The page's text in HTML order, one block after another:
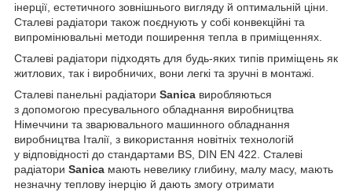
інерції, естетичного зовнішнього вигляду й оптимальній ціни.
Сталеві радіатори також поєднують у собі конвекційні та
випромінювальні методи поширення тепла в приміщеннях.
Сталеві радіатори підходять для будь-яких типів приміщень як
житлових, так і виробничих, вони легкі та зручні в монтажі.
Сталеві панельні радіатори Sanica виробляються
з допомогою пресувального обладнання виробництва
Німеччини та зварювального машинного обладнання
виробництва Італії, з використання новітніх технологій
у відповідності до стандартами BS, DIN EN 422. Сталеві
радіатори Sanica мають невелику глибину, малу масу, мають
незначну теплову інерцію й дають змогу отримати